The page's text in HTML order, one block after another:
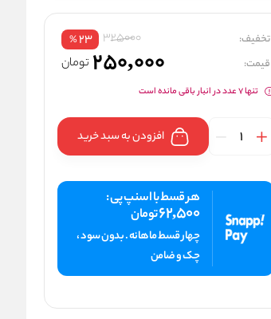
تخفیف: 325000
23
%
قیمت: 250,000 تومان
تنها 7 عدد در انبار باقی مانده است
افزودن به سبد خرید
هر قسط با اسنپ پی :
62,500تومان
چهار قسط ماهانه . بدون سود ،
چک و ضامن